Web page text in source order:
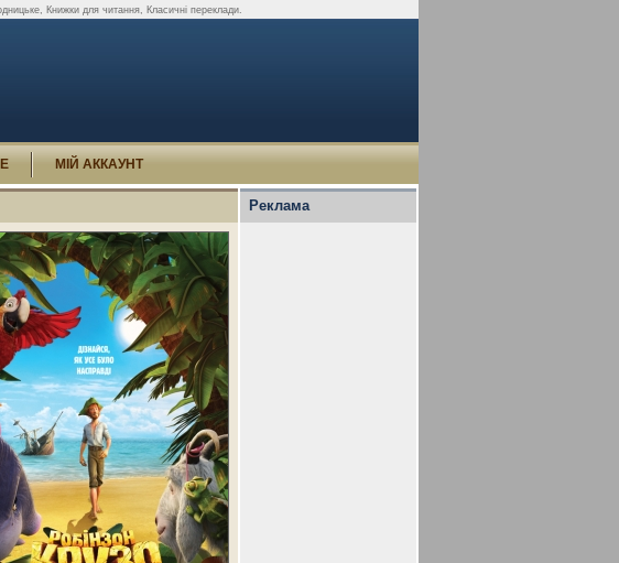
Книжки для читання, Класичні переклади.
МІЙ АККАУНТ
Реклама